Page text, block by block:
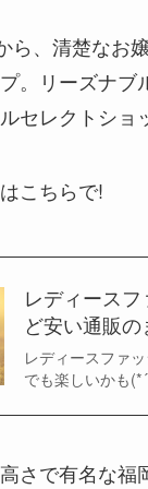
ら、清楚なお
。リーズナ
セレクトショ
こちらで!
レディース
ど安い通販の
レディースファ
でも楽しいかも
さで有名な